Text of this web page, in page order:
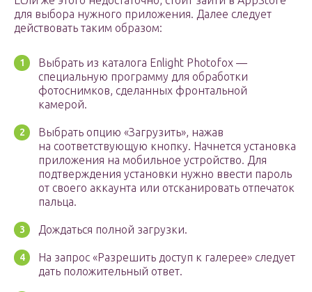
для выбора нужного приложения. Далее следует
действовать таким образом:
Выбрать из каталога Enlight Photofox —
специальную программу для обработки
фотоснимков, сделанных фронтальной
камерой.
Выбрать опцию «Загрузить», нажав
на соответствующую кнопку. Начнется установка
приложения на мобильное устройство. Для
подтверждения установки нужно ввести пароль
от своего аккаунта или отсканировать отпечаток
пальца.
Дождаться полной загрузки.
На запрос «Разрешить доступ к галерее» следует
дать положительный ответ.